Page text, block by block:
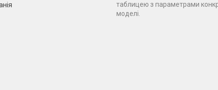
таблицею з параметрами
моделі.